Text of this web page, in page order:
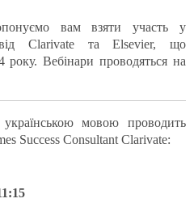
вам взяти участь у
від Clarivate та Elsevier, що
року. Вебінари проводяться на
мовою проводить
Success Consultant Clarivate: